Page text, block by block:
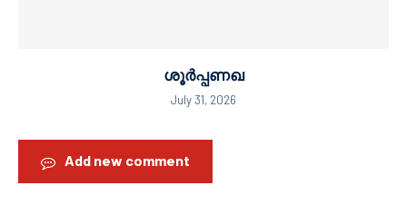
ശൂർപ്പണഖ
July 31, 2026
Add new comment